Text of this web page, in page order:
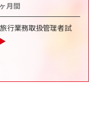
月間
行業務取扱管理者試